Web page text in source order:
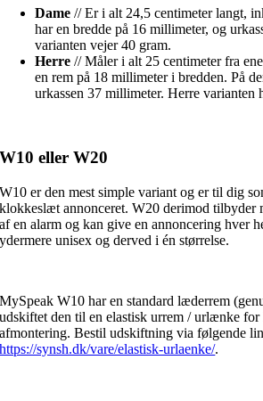
Dame // Er i alt 24,5 centimeter langt,
har en bredde på 16 millimeter, og
varianten vejer 40 gram.
Herre // Måler i alt 25 centimeter fra
en rem på 18 millimeter i bredden. På
urkassen 37 millimeter. Herre varianten
W10 eller W20
W10 er den mest simple variant og er til dig
klokkeslæt annonceret. W20 derimod tilbyder
af en alarm og kan give en annoncering hver
ydermere unisex og derved i én størrelse.
MySpeak W10 har en standard læderrem
udskiftet den til en elastisk urrem / urlænke for
afmontering. Bestil udskiftning via følgende
https://synsh.dk/vare/elastisk-urlaenke/.